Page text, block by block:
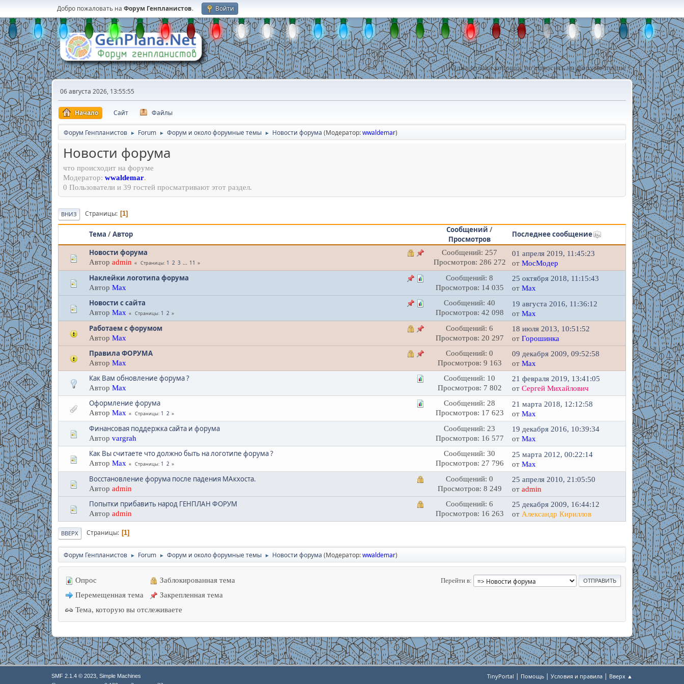
Добро пожаловать на Форум Генпланистов. Войти
Одна голова хорошо, но спросить на форуме лучше !
06 августа 2026, 13:55:55
Начало Сайт Файлы
Форум Генпланистов ► Forum ► Форум и около форумные темы ► Новости форума (Модератор:wwaldemar)
Новости форума
что происходит на форуме
Модератор: wwaldemar.
0 Пользователи и 39 гостей просматривают этот раздел.
ВНИЗ Страницы 1
Тема /Автор
Сообщений /
Просмотров
Последнее сообщение
Новости форума
Автор admin Страницы 1 2 3 ... 11
Сообщений: 257
Просмотров: 286 272
01 апреля 2019, 11:45:23
отМосМодер
Наклейки логотипа форума
Автор Max
Сообщений: 8
Просмотров: 14 035
25 октября 2018, 11:15:43
отMax
Новости с сайта
Автор Max Страницы 1 2
Сообщений: 40
Просмотров: 42 098
19 августа 2016, 11:36:12
отMax
Работаем с форумом
Автор Max
Сообщений: 6
Просмотров: 20 297
18 июля 2013, 10:51:52
отГорошинка
Правила ФОРУМА
Автор Max
Сообщений: 0
Просмотров: 9 163
09 декабря 2009, 09:52:58
отMax
Как Вам обновление форума ?
Автор Max
Сообщений: 10
Просмотров: 7 802
21 февраля 2019, 13:41:05
отСергей Михайлович
Оформление форума
Автор Max Страницы 1 2
Сообщений: 28
Просмотров: 17 623
21 марта 2018, 12:12:58
отMax
Финансовая поддержка сайта и форума
Автор vargrah
Сообщений: 23
Просмотров: 16 577
19 декабря 2016, 10:39:34
отMax
Как Вы считаете что должно быть на логотипе форума ?
Автор Max Страницы 1 2
Сообщений: 30
Просмотров: 27 796
25 марта 2012, 00:22:14
отMax
Восстановление форума после падения МАкхоста.
Автор admin
Сообщений: 0
Просмотров: 8 249
25 апреля 2010, 21:05:50
отadmin
Попытки прибавить народ ГЕНПЛАН ФОРУМ
Автор admin
Сообщений: 6
Просмотров: 16 263
25 декабря 2009, 16:44:12
от Александр Кириллов
ВВЕРХ Страницы 1
Форум Генпланистов ► Forum ► Форум и около форумные темы ► Новости форума (Модератор:wwaldemar)
Перейти в
Опрос
Перемещенная тема
Заблокированная тема
Закрепленная тема
Тема, которую вы отслеживаете
TinyPortal | Помощь |Условия и правила | Вверх ▲
SMF 2.1.4 © 2023, Simple Machines